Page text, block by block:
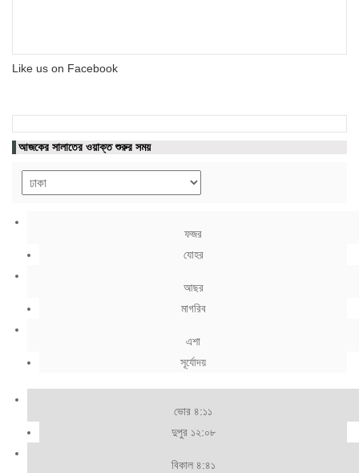
Like us on Facebook
আজকের সালাতের ওয়াক্ত শুরুর সময়
ফজর
যোহর
আছর
মাগরিব
এশা
সূর্যোদয়
ভোর ৪:১১
দুপুর ১২:০৮
বিকাল ৪:৪১